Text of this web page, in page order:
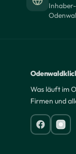
Was läuft im
Firmen und